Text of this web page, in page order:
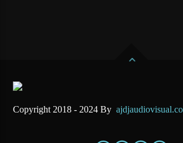
Copyright 2018 - 2024 By